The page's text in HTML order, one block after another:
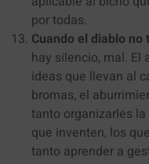
por todas.
Cuando el diablo
hay silencio, mal. El
ideas que llevan al
bromas, el
tanto organizarles
que inventen, los
tanto aprender a